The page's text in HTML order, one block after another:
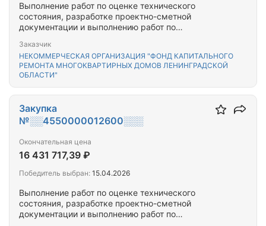
Выполнение работ по оценке технического
состояния, разработке проектно-сметной
документации и выполнению работ по
многоквартирного(-ых) дома(-ов),
расположенного(-ых) на территории Выборгского
муниципального района Ленинградской области
Заказчик
НЕКОММЕРЧЕСКАЯ ОРГАНИЗАЦИЯ "ФОНД КАПИТАЛЬНОГО
РЕМОНТА МНОГОКВАРТИРНЫХ ДОМОВ ЛЕНИНГРАДСКОЙ
ОБЛАСТИ"
Выполнение работ по оценке технического
состояния, разработке проектно-сметной
документации и выполнению работ по
Закупка
№░░4550000012600░░░
Окончательная цена
16 431 717,39 ₽
Победитель выбран: 15.04.2026